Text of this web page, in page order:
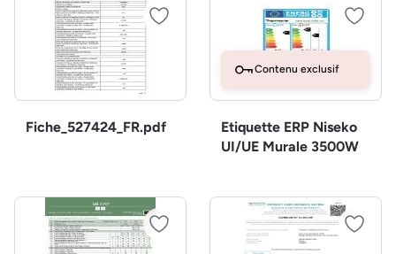
Fiche_527424_FR.pdf
Contenu exclusif
Etiquette ERP Niseko
UI/UE Murale 3500W